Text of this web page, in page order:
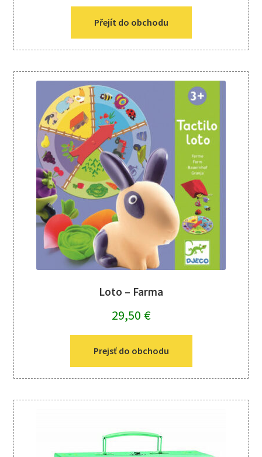
Přejít do obchodu
Loto – Farma
29,50 €
Prejsť do obchodu